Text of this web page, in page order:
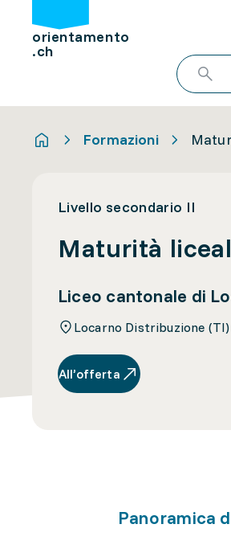
orientamento
.ch
Formazioni
Livello secondario II
Maturità
Liceo cantonale di
Locarno Distribuzione (TI)
All’offerta
Panoramica